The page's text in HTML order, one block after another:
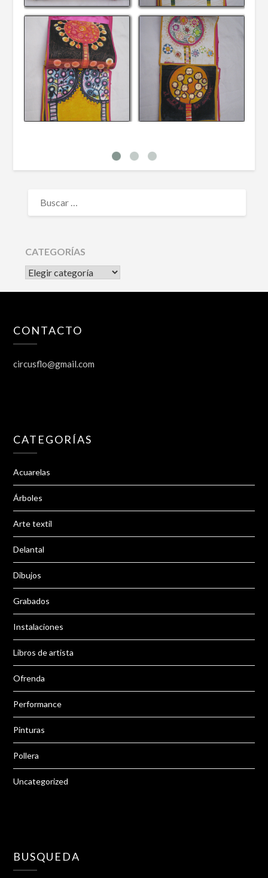
CATEGORÍAS
CATEGORÍAS
CONTACTO
circusflo@gmail.com
CATEGORÍAS
Acuarelas
Árboles
Arte textil
Delantal
Dibujos
Grabados
Instalaciones
Libros de artista
Ofrenda
Performance
Pinturas
Pollera
Uncategorized
BUSQUEDA